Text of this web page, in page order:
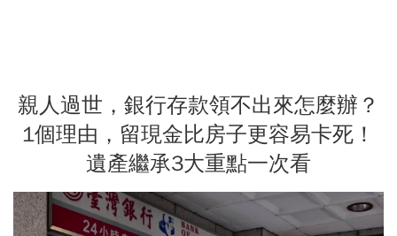
親人過世，銀行存款領不出來怎麼辦？
1個理由，留現金比房子更容易卡死！
遺產繼承3大重點一次看